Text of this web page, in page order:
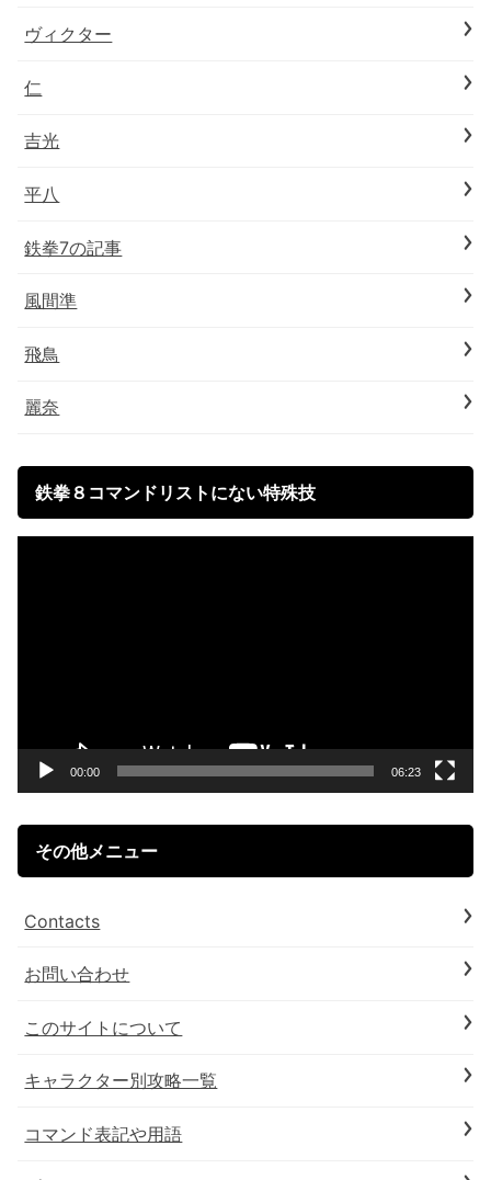
ヴィクター
仁
吉光
平八
鉄拳7の記事
風間準
飛鳥
麗奈
鉄拳８コマンドリストにない特殊技
00:00 06:23
その他メニュー
Contacts
お問い合わせ
このサイトについて
キャラクター別攻略一覧
コマンド表記や用語